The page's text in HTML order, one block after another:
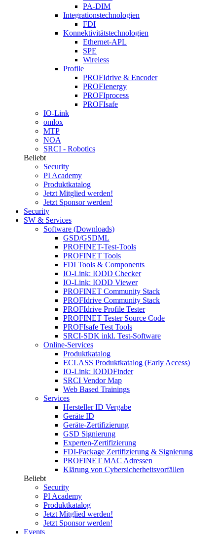
PA-DIM
Integrationstechnologien
FDI
Konnektivitätstechnologien
Ethernet-APL
SPE
Wireless
Profile
PROFIdrive & Encoder
PROFIenergy
PROFIprocess
PROFIsafe
IO-Link
omlox
MTP
NOA
SRCI - Robotics
Beliebt
Security
PI Academy
Produktkatalog
Jetzt Mitglied werden!
Jetzt Sponsor werden!
Security
SW & Services
Software (Downloads)
GSD/GSDML
PROFINET-Test-Tools
PROFINET Tools
FDI Tools & Components
IO-Link: IODD Checker
IO-Link: IODD Viewer
PROFINET Community Stack
PROFIdrive Community Stack
PROFIdrive Profile Tester
PROFINET Tester Source Code
PROFIsafe Test Tools
SRCI-SDK inkl. Test-Software
Online-Services
Produktkatalog
ECLASS Produktkatalog (Early Access)
IO-Link: IODDFinder
SRCI Vendor Map
Web Based Trainings
Services
Hersteller ID Vergabe
Geräte ID
Geräte-Zertifizierung
GSD Signierung
Experten-Zertifizierung
FDI-Package Zertifizierung & Signierung
PROFINET MAC Adressen
Klärung von Cybersicherheitsvorfällen
Beliebt
Security
PI Academy
Produktkatalog
Jetzt Mitglied werden!
Jetzt Sponsor werden!
Events